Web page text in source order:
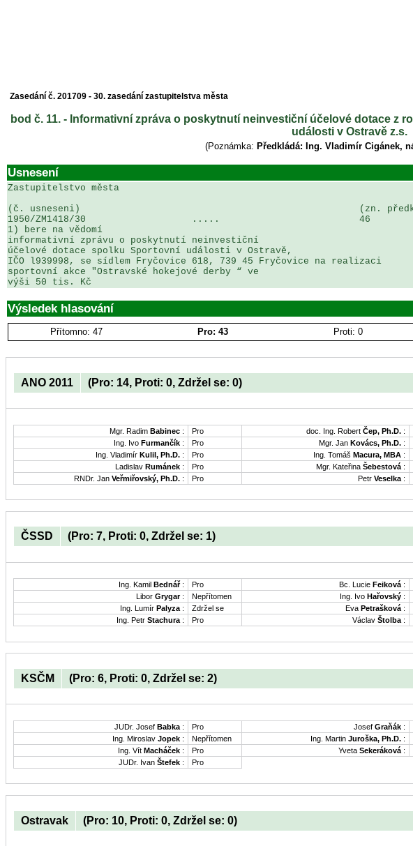
Zasedání č. 201709 - 30. zasedání zastupitelstva města
bod č. 11. - Informativní zpráva o poskytnutí neinvestiční účelové dotace z
události v Ostravě z.s.
(Poznámka: Předkládá: Ing. Vladimír Cigánek,
Usnesení
Zastupitelstvo města
(č. usneseni)                                                  (zn.
1950/ZM1418/30                   .....                         46
1) bere na vědomí
informativní zprávu o poskytnutí neinvestiční
účelové dotace spolku Sportovní události v Ostravě,
IČO l939998, se sídlem Fryčovice 618, 739 45 Fryčovice na realizaci
sportovní akce "Ostravské hokejové derby “ ve
výši 50 tis. Kč
Výsledek hlasování
Přítomno: 47 Pro: 43 Proti: 0
ANO 2011 (Pro: 14, Proti: 0, Zdržel se: 0)
Mgr. Radim Babinec : Pro doc. Ing. Robert Čep, Ph.D. :
Ing. Ivo Furmančík : Pro Mgr. Jan Kovács, Ph.D. :
Ing. Vladimír Kulil, Ph.D. : Pro Ing. Tomáš Macura, MBA :
Ladislav Rumánek : Pro Mgr. Kateřina Šebestová :
RNDr. Jan Veřmiřovský, Ph.D. : Pro Petr Veselka :
ČSSD (Pro: 7, Proti: 0, Zdržel se: 1)
Ing. Kamil Bednář: Pro Bc. Lucie Feiková:
Libor Grygar: Nepřítomen Ing. Ivo Hařovský :
Ing. Lumír Palyza: Zdržel se Eva Petrašková:
Ing. Petr Stachura: Pro Václav Štolba:
KSČM (Pro: 6, Proti: 0, Zdržel se: 2)
JUDr. Josef Babka : Pro Josef Graňák :
Ing. Miroslav Jopek : Nepřítomen Ing. Martin Juroška, Ph.D. :
Ing. Vít Macháček : Pro Yveta Sekeráková :
JUDr. Ivan Štefek : Pro
Ostravak (Pro: 10, Proti: 0, Zdržel se: 0)